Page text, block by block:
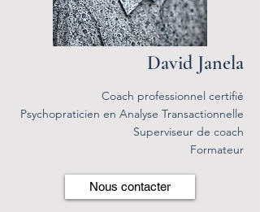
David Janela
Coach professionnel certifié
Psychopraticien en Analyse Transactionnelle
Superviseur de coach
Formateur
Nous contacter